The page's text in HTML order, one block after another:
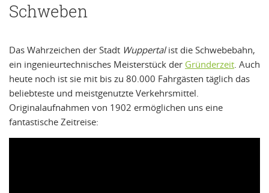
Schweben
Das Wahrzeichen der Stadt Wuppertalist die Schwebebahn,
ein ingenieurtechnisches Meisterstück der Gründerzeit . Auch
heute noch ist sie mit bis zu 80.000 Fahrgästen täglich das
beliebteste und meistgenutzte Verkehrsmittel.
Originalaufnahmen von 1902 ermöglichen uns eine
fantastische Zeitreise: